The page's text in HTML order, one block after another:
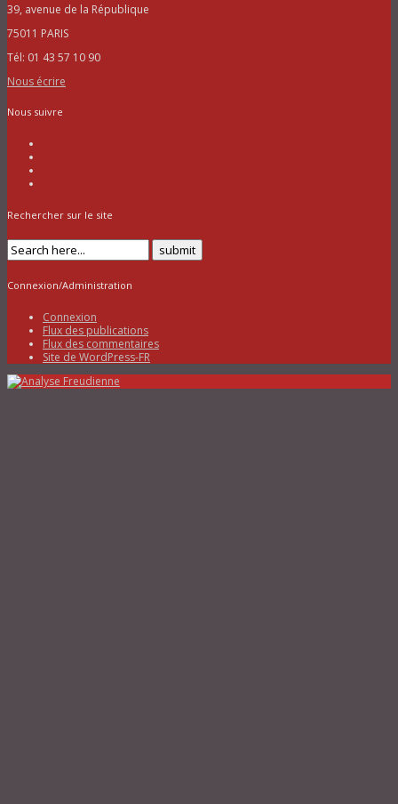
39, avenue de la République
75011 PARIS
Tél: 01 43 57 10 90
Nous écrire
Nous suivre
Rechercher sur le site
Connexion/Administration
Connexion
Flux des publications
Flux des commentaires
Site de WordPress-FR